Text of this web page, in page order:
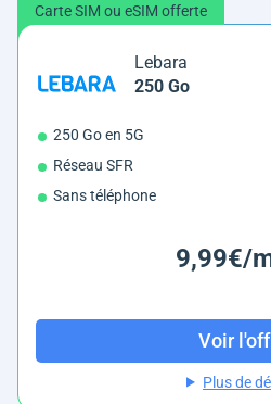
Carte SIM ou eSIM offerte
Lebara
250 Go
250 Go en 5G
Réseau SFR
Sans téléphone
9,99€/
Voir
Plus de